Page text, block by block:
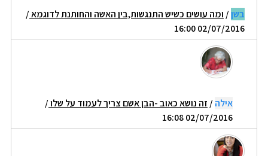
בשן/ ומה עושים כשיש התנגשות,בין האשה והחותנת לדוגמא/
02/07/2016 16:00
אילה/ זה נושא כאוב -הבן אשם צריך לעמוד על שלו/
02/07/2016 16:08